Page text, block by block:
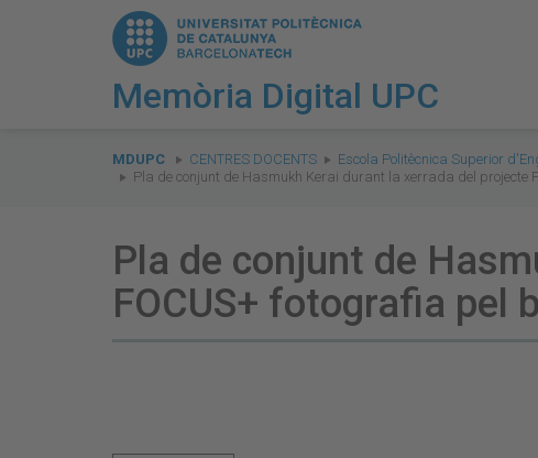
Memòria Digital UPC
are
here:
MDUPC CENTRES DOCENTS Escola Politècnica Superior
Pla de conjunt de Hasmukh Kerai durant la xerrada del projecte
Pla de conjunt de
FOCUS+ fotografia pel